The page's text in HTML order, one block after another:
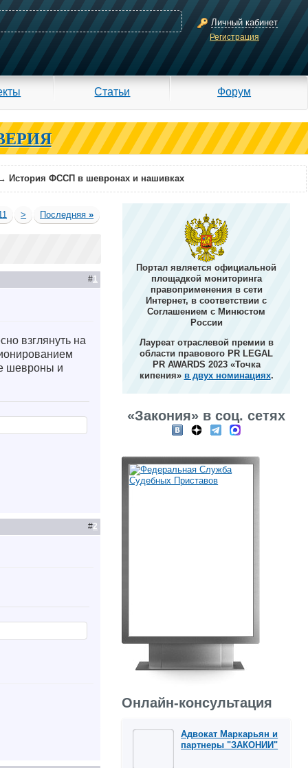
Личный кабинет
Регистрация
Статьи Форум
История ФССП в шевронах и нашивках
> Последняя»
#1
взглянуть на
шевроны и
#2
Портал является официальной
площадкой мониторинга
правоприменения в сети
Интернет, в соответствии с
Соглашением с Минюстом
России
Лауреат отраслевой премии в
области правового PR LEGAL
PR AWARDS 2023 «Точка
кипения» в двух номинациях.
«Закония» в соц. сетях
Онлайн-консультация
Адвокат Маркарьян и
партнеры "ЗАКОНИИ"